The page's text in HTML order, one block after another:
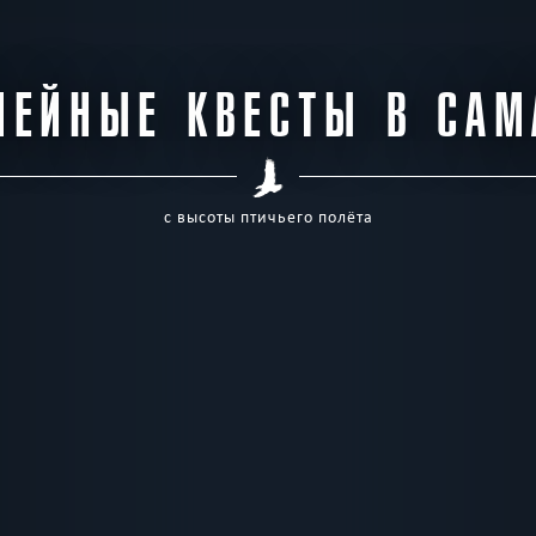
КВЕСТЫ В
с высоты птичьего полёта